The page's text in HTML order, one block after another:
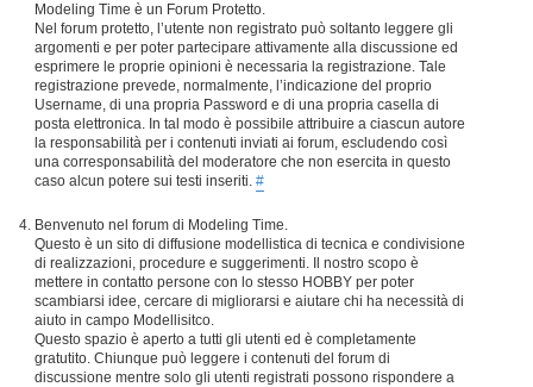
Modeling Time è un Forum Protetto.
Nel forum protetto, l’utente non registrato può soltanto leggere gli
argomenti e per poter partecipare attivamente alla discussione ed
esprimere le proprie opinioni è necessaria la registrazione. Tale
registrazione prevede, normalmente, l’indicazione del proprio
Username, di una propria Password e di una propria casella di
posta elettronica. In tal modo è possibile attribuire a ciascun autore
la responsabilità per i contenuti inviati ai forum, escludendo così
una corresponsabilità del moderatore che non esercita in questo
caso alcun potere sui testi inseriti. #
Benvenuto nel forum di Modeling Time.
Questo è un sito di diffusione modellistica di tecnica e condivisione
di realizzazioni, procedure e suggerimenti. Il nostro scopo è
mettere in contatto persone con lo stesso HOBBY per poter
scambiarsi idee, cercare di migliorarsi e aiutare chi ha necessità di
aiuto in campo Modellisitco.
Questo spazio è aperto a tutti gli utenti ed è completamente
gratutito. Chiunque può leggere i contenuti del forum di
discussione mentre solo gli utenti registrati possono rispondere a